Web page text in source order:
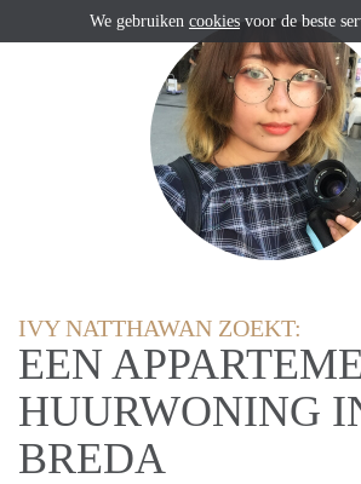
IVY NATTHAWAN ZOEKT:
EEN
HUURWONING
BREDA
We gebruiken cookies voor de beste